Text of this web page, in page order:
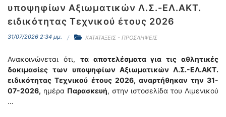
υποψηφίων Αξιωματικών Λ.Σ.-ΕΛ.ΑΚΤ.
ειδικότητας Τεχνικού έτους 2026
31/07/2026 2:34 μμ. ΚΑΤΑΤΑΞΕΙΣ - ΠΡΟΣΛΗΨΕΙΣ
Ανακοινώνεται ότι, τα αποτελέσματα για τις αθλητικές
δοκιμασίες των υποψηφίων Αξιωματικών Λ.Σ.-ΕΛ.ΑΚΤ.
ειδικότητας Τεχνικού έτους 2026, αναρτήθηκαν την 31-
07-2026, ημέρα Παρασκευή, στην ιστοσελίδα του Λιμενικού
…